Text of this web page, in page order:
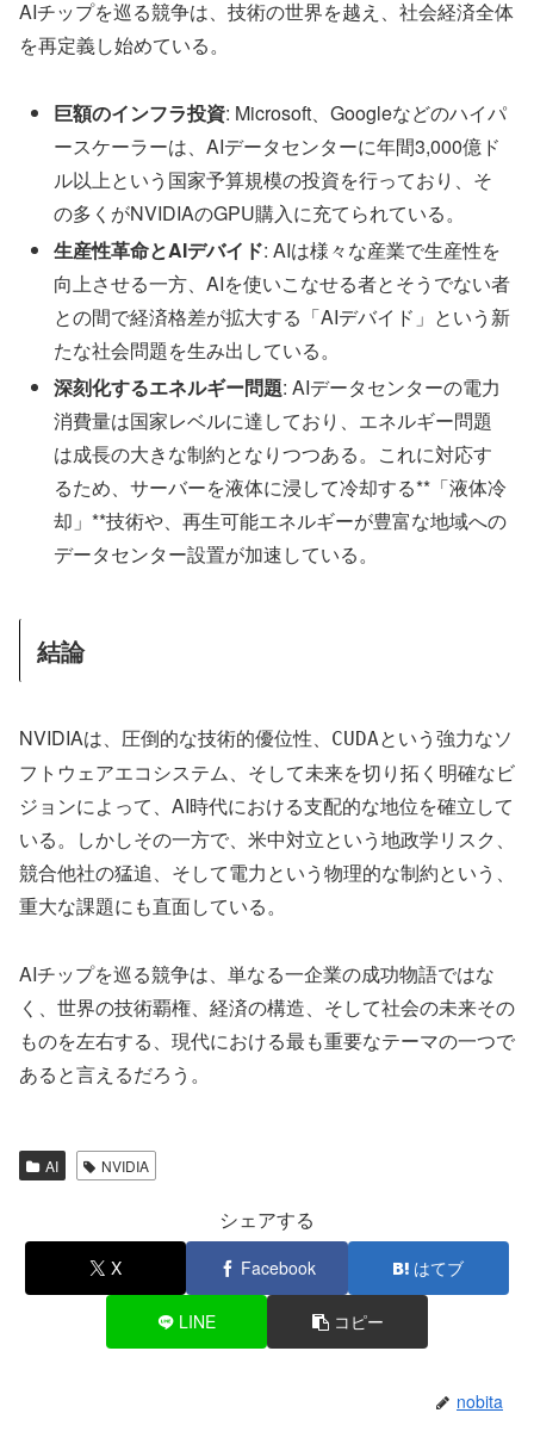
AIチップを巡る競争は、技術の世界を越え、社会経済全体
を再定義し始めている。
巨額のインフラ投資: Microsoft、Googleなどのハイパ
ースケーラーは、AIデータセンターに年間3,000億ド
ル以上という国家予算規模の投資を行っており、そ
の多くがNVIDIAのGPU購入に充てられている。
生産性革命とAIデバイド: AIは様々な産業で生産性を
向上させる一方、AIを使いこなせる者とそうでない者
との間で経済格差が拡大する「AIデバイド」という新
たな社会問題を生み出している。
深刻化するエネルギー問題: AIデータセンターの電力
消費量は国家レベルに達しており、エネルギー問題
は成長の大きな制約となりつつある。これに対応す
るため、サーバーを液体に浸して冷却する**「液体冷
却」**技術や、再生可能エネルギーが豊富な地域への
データセンター設置が加速している。
結論
NVIDIAは、圧倒的な技術的優位性、 CUDAという強力なソ
フトウェアエコシステム、そして未来を切り拓く明確なビ
ジョンによって、AI時代における支配的な地位を確立して
いる。しかしその一方で、米中対立という地政学リスク、
競合他社の猛追、そして電力という物理的な制約という、
重大な課題にも直面している。
AIチップを巡る競争は、単なる一企業の成功物語ではな
く、世界の技術覇権、経済の構造、そして社会の未来その
ものを左右する、現代における最も重要なテーマの一つで
あると言えるだろう。
AI NVIDIA
シェアする
X Facebook はてブ
LINE コピー
nobita